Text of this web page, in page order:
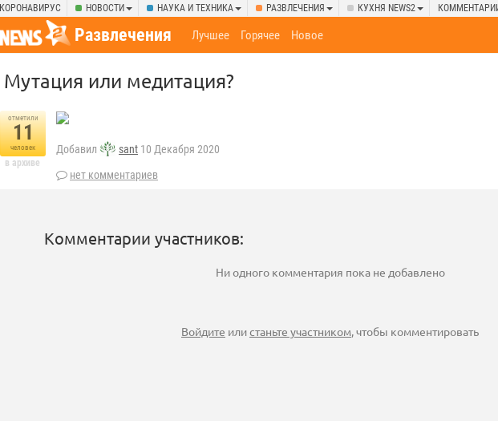
КОРОНАВИРУС НОВОСТИ НАУКА И ТЕХНИКА РАЗВЛЕЧЕНИЯ КУХНЯ NEWS2
Развлечения Лучшее Горячее Новое
Мутация или медитация?
отметили
11
человек
в архиве
Добавил sant 10 Декабря 2020
нет комментариев
Комментарии участников:
Ни одного комментария пока не добавлено
Войдите илистаньте участником, чтобы комментировать